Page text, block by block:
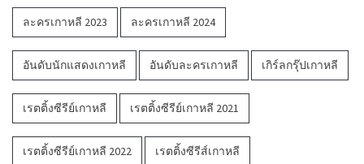
ละครเกาหลี 2023 ละครเกาหลี 2024
อันดับนักแสดงเกาหลี อันดับละครเกาหลี เกิร์ลกรุ๊ปเกาหลี
เรตติ้งซีรีย์เกาหลี เรตติ้งซีรีย์เกาหลี 2021
เรตติ้งซีรีย์เกาหลี 2022 เรตติ้งซีรีส์เกาหลี